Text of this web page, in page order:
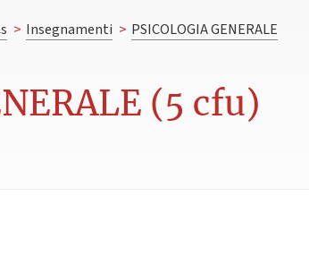
> Insegnamenti > PSICOLOGIA GENERALE
(5 cfu)